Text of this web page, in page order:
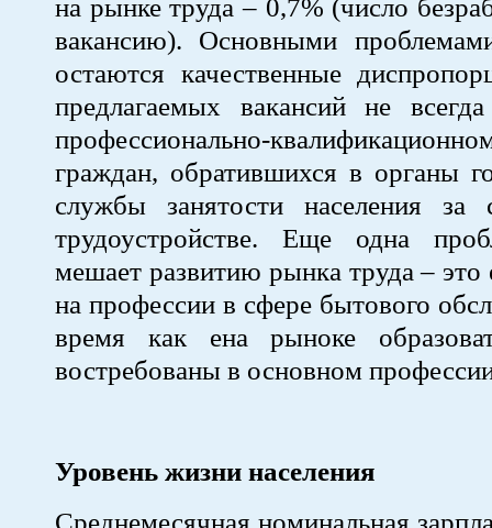
на рынке труда – 0,7% (число
вакансию). Основными
остаются качественные
предлагаемых вакансий не всегда
профессионально-
граждан, обратившихся в органы
службы занятости населения за
трудоустройстве. Еще одна
мешает развитию рынка труда – это
на профессии в сфере бытового
время как ена рыноке
востребованы в основном
Уровень жизни населения